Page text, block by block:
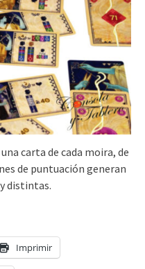
carta de cada moira, de
de puntuación generan
distintas.
Imprimir